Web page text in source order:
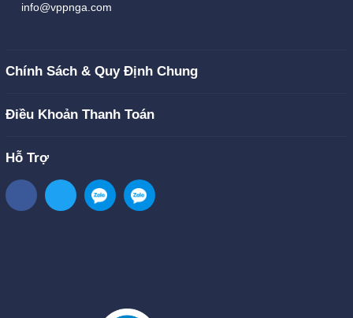
info@vppnga.com
Chính Sách & Quy Định Chung
Điều Khoản Thanh Toán
Hỗ Trợ